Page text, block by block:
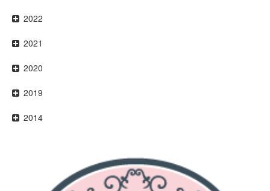
2022
2021
2020
2019
2014